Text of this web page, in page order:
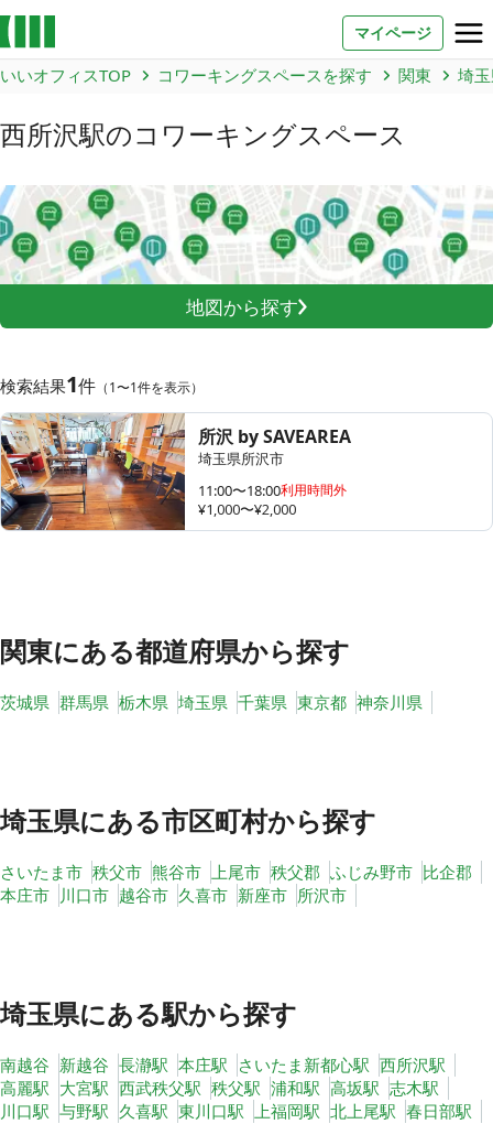
マイページ
よくあるご質問
法人での利用
いいオフィス（コワーキングスペース）
いい会議室（会議室専用スペース）
FCオーナー募集
コワーキング運営DXシステム
E Solution
いいオフィスTOP コワーキングスペースを探す 関東 埼
西所沢駅のコワーキングスペース
地図から探す
検索結果1件 （1〜1件を表示）
所沢 by SAVEAREA
埼玉県所沢市
11:00〜18:00利用時間外
¥1,000〜¥2,000
関東にある都道府県から探す
茨城県 群馬県 栃木県 埼玉県 千葉県 東京都 神奈川県
埼玉県にある市区町村から探す
さいたま市 秩父市 熊谷市 上尾市 秩父郡 ふじみ野市 比企郡
本庄市 川口市 越谷市 久喜市 新座市 所沢市
埼玉県にある駅から探す
南越谷 新越谷 長瀞駅 本庄駅 さいたま新都心駅 西所沢駅
高麗駅 大宮駅 西武秩父駅 秩父駅 浦和駅 高坂駅 志木駅
川口駅 与野駅 久喜駅 東川口駅 上福岡駅 北上尾駅 春日部駅